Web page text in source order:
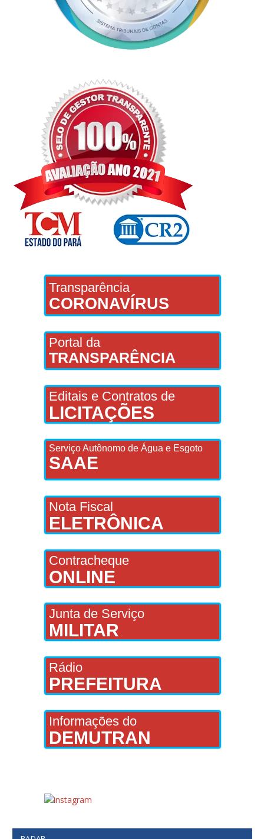
Transparência
CORONAVÍRUS
Portal da
TRANSPARÊNCIA
Editais e Contratos de
LICITAÇÕES
Serviço Autônomo de Água e Esgoto
SAAE
Nota Fiscal
ELETRÔNICA
Contracheque
ONLINE
Junta de Serviço
MILITAR
Rádio
PREFEITURA
Informações do
DEMUTRAN